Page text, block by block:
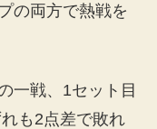
の両方で熱戦を
一戦、1セット目
も2点差で敗れ